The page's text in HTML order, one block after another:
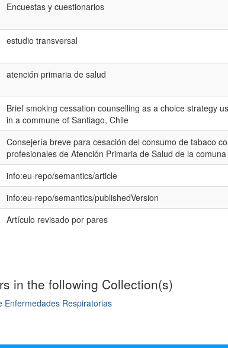
Encuestas y cuestionarios
estudio transversal
atención primaria de salud
Brief smoking cessation counselling as a choice strategy
in a commune of Santiago, Chile
Consejería breve para cesación del consumo de tabaco
profesionales de Atención Primaria de Salud de la
info:eu-repo/semantics/article
info:eu-repo/semantics/publishedVersion
Artículo revisado por pares
in the following Collection(s)
Enfermedades Respiratorias